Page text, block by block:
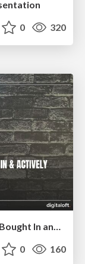
0 320
0 160